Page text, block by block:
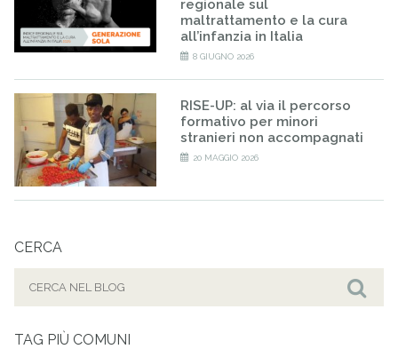
regionale sul
maltrattamento e la cura
all’infanzia in Italia
8 GIUGNO 2026
RISE-UP: al via il percorso
formativo per minori
stranieri non accompagnati
20 MAGGIO 2026
CERCA
TAG PIÙ COMUNI